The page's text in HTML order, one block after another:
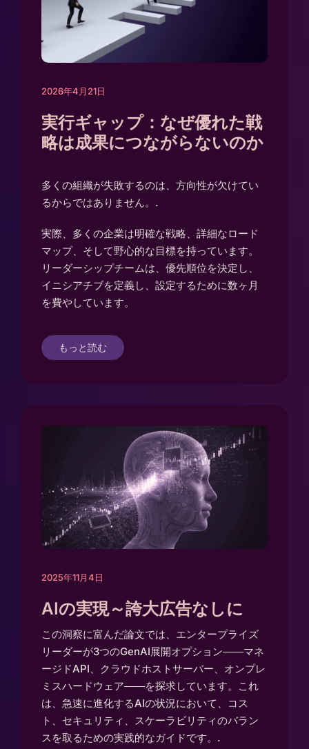
2026年4月21日
実行ギャップ：なぜ優れた戦
略は成果につながらないのか
多くの組織が失敗するのは、方向性が欠けてい
るからではありません。.
実際、多くの企業は明確な戦略、詳細なロード
マップ、そして野心的な目標を持っています。
リーダーシップチームは、優先順位を決定し、
イニシアチブを定義し、設定するために数ヶ月
を費やしています。
もっと読む
2025年11月4日
AIの実現～誇大広告なしに
この洞察に富んだ論文では、エンタープライズ
リーダーが3つのGenAI展開オプション――マネ
ージドAPI、クラウドホストサーバー、オンプレ
ミスハードウェア――を探求しています。これ
は、急速に進化するAIの状況において、コス
ト、セキュリティ、スケーラビリティのバラン
スを取るための実践的なガイドです。.